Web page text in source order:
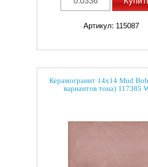
Артикул: 115087
Керамогранит 14x14 Mud
вариантов тона) 117385